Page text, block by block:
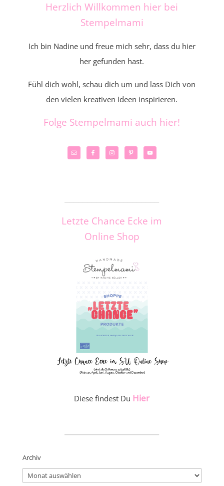
Herzlich Willkommen hier bei
Stempelmami
Ich bin Nadine und freue mich sehr, dass du hier
her gefunden hast.
Fühl dich wohl, schau dich um und lass Dich von
den vielen kreativen Ideen inspirieren.
Folge Stempelmami auch hier!
Letzte Chance Ecke im
Online Shop
Diese findest Du Hier
Archiv
Archiv